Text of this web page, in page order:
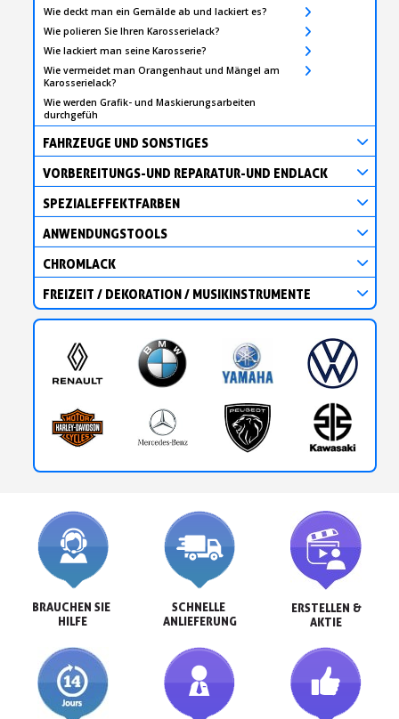
Wie deckt man ein Gemälde ab und lackiert es?
Wie polieren Sie Ihren Karosserielack?
Wie lackiert man seine Karosserie?
Wie vermeidet man Orangenhaut und Mängel am
Karosserielack?
Wie werden Grafik- und Maskierungsarbeiten
durchgefüh
FAHRZEUGE UND SONSTIGES
VORBEREITUNGS-UND REPARATUR-UND ENDLACK
SPEZIALEFFEKTFARBEN
ANWENDUNGSTOOLS
CHROMLACK
FREIZEIT / DEKORATION / MUSIKINSTRUMENTE
BRAUCHEN SIE
HILFE
SCHNELLE
ANLIEFERUNG
ERSTELLEN &
AKTIE